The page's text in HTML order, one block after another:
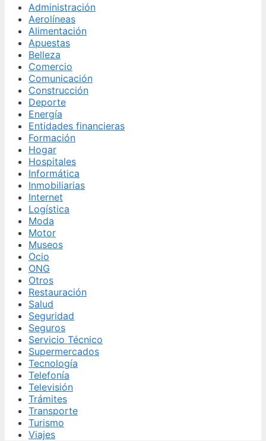
Administración
Aerolíneas
Alimentación
Apuestas
Belleza
Comercio
Comunicación
Construcción
Deporte
Energía
Entidades financieras
Formación
Hogar
Hospitales
Informática
Inmobiliarias
Internet
Logística
Moda
Motor
Museos
Ocio
ONG
Otros
Restauración
Salud
Seguridad
Seguros
Servicio Técnico
Supermercados
Tecnología
Telefonía
Televisión
Trámites
Transporte
Turismo
Viajes